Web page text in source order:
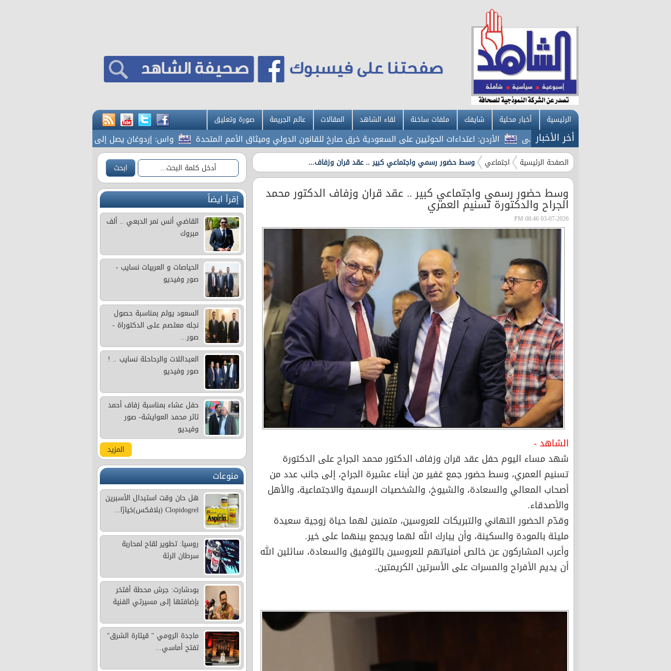
الرئيسية أخبار محلية شايفك ملفات ساخنة لقاء الشاهد المقالات عالم الجريمة صورة وتعليق
أخر الأخبارالأردن: اعتداءات الحوثيين على السعودية خرق صارخ للقانون الدولي وميثاق الأمم المتحدة واس: إردوغان يصل إلى جدة المشاقبة يطالب بكشف شامل
الصفحة الرئيسية اجتماعي وسط حضور رسمي واجتماعي كبير .. عقد قران وزفاف...
وسط حضور رسمي واجتماعي كبير .. عقد قران وزفاف الدكتور محمد
الجراح والدكتورة تسنيم العمري
03-07-2026 08:46 PM
الشاهد -
شهد مساء اليوم حفل عقد قران وزفاف الدكتور محمد الجراح على الدكتورة
تسنيم العمري، وسط حضور جمع غفير من أبناء عشيرة الجراح، إلى جانب عدد من
أصحاب المعالي والسعادة، والشيوخ، والشخصيات الرسمية والاجتماعية، والأهل
والأصدقاء.
وقدّم الحضور التهاني والتبريكات للعروسين، متمنين لهما حياة زوجية سعيدة
مليئة بالمودة والسكينة، وأن يبارك الله لهما ويجمع بينهما على خير.
وأعرب المشاركون عن خالص أمنياتهم للعروسين بالتوفيق والسعادة، سائلين الله
أن يديم الأفراح والمسرات على الأسرتين الكريمتين.
إقرأ ايضاً
القاضي أنس نمر الدبعي .. ألف
مبروك
الحياصات و العربيات نسايب -
صور وفيديو
السعود يولم بمناسبة حصول
نجله معتصم على الدكتوراة -
صور...
العبداللات والرحاحلة نسايب .. !
صور وفيديو
حفل عشاء بمناسبة زفاف أحمد
ثائر محمد العوايشة- صور
وفيديو
المزيد
منوعات
هل حان وقت استبدال الأسبرين
Clopidogrel (بلافكس)خيارًا...
روسيا: تطوير لقاح لمحاربة
سرطان الرئة
بودشارت: جرش محطة أفتخر
بإضافتها إلى مسيرتي الفنية
ماجدة الرومي " قيثارة الشرق"
تفتح أماسي...